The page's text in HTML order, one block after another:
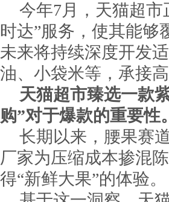
今年7月，天猫超市
时达”服务，使其能够
未来将持续深度开发
油、小袋米等，承接
天猫超市臻选一款
购”对于爆款的重要性。
长期以来，腰果赛
厂家为压缩成本掺混
得“新鲜大果”的体验。